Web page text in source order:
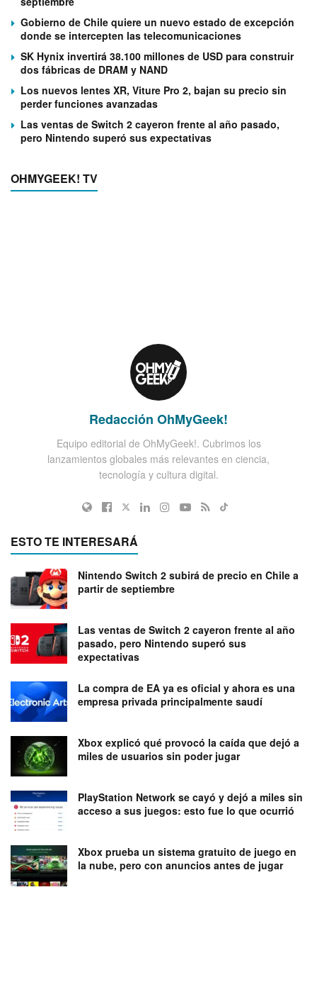
Gobierno de Chile quiere un nuevo estado de excepción
donde se intercepten las telecomunicaciones
SK Hynix invertirá 38.100 millones de USD para construir
dos fábricas de DRAM y NAND
Los nuevos lentes XR, Viture Pro 2, bajan su precio sin
perder funciones avanzadas
Las ventas de Switch 2 cayeron frente al año pasado,
pero Nintendo superó sus expectativas
OHMYGEEK! TV
Redacción OhMyGeek!
Equipo editorial de OhMyGeek!. Cubrimos los
lanzamientos globales más relevantes en ciencia,
tecnología y cultura digital.
ESTO TE INTERESARÁ
Nintendo Switch 2 subirá de precio en Chile a
partir de septiembre
Las ventas de Switch 2 cayeron frente al año
pasado, pero Nintendo superó sus
expectativas
La compra de EA ya es oficial y ahora es una
empresa privada principalmente saudí
Xbox explicó qué provocó la caída que dejó a
miles de usuarios sin poder jugar
PlayStation Network se cayó y dejó a miles sin
acceso a sus juegos: esto fue lo que ocurrió
Xbox prueba un sistema gratuito de juego en
la nube, pero con anuncios antes de jugar